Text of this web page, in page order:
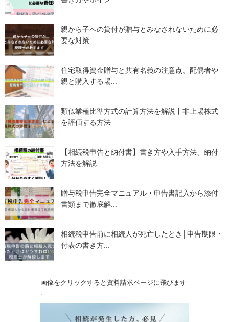
親から子への貸付が贈与とみなされないために必
要な対策
住宅取得資金贈与と共有名義の注意点。配偶者や
親と購入する場...
類似業種比準方式の計算方法を解説丨非上場株式
を評価する方法
【相続税申告と納付書】書き方や入手方法、納付
方法を解説
贈与税申告完全マニュアル・申告書記入から添付
書類まで徹底解...
相続税申告前に相続人が死亡したとき│申告期限・
付表の書き方...
画像をクリックすると資料請求ページに飛びます
↓